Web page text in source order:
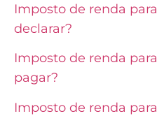
Imposto de renda
declarar?
Imposto de renda
pagar?
Imposto de renda